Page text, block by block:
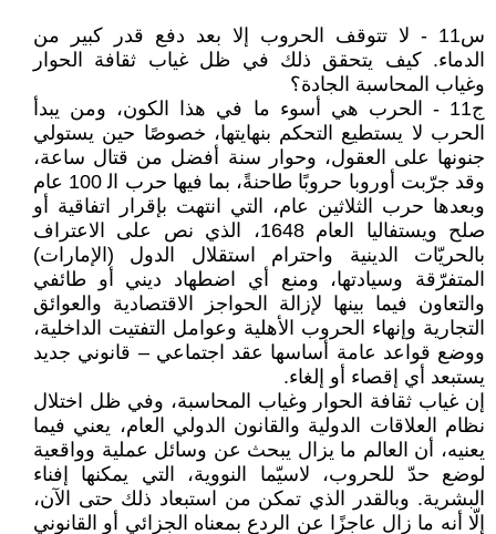
س11 - لا تتوقف الحروب إلا بعد دفع قدر كبير من
الدماء. كيف يتحقق ذلك في ظل غياب ثقافة الحوار
وغياب المحاسبة الجادة؟
ج11 - الحرب هي أسوء ما في هذا الكون، ومن يبدأ
الحرب لا يستطيع التحكم بنهايتها، خصوصًا حين يستولي
جنونها على العقول، وحوار سنة أفضل من قتال ساعة،
وقد جرّبت أوروبا حروبًا طاحنةً، بما فيها حرب اﻟ 100 عام
وبعدها حرب الثلاثين عام، التي انتهت بإقرار اتفاقية أو
صلح ويستفاليا العام 1648، الذي نص على الاعتراف
بالحريّات الدينية واحترام استقلال الدول (الإمارات)
المتفرّقة وسيادتها، ومنع أي اضطهاد ديني أو طائفي
والتعاون فيما بينها لإزالة الحواجز الاقتصادية والعوائق
التجارية وإنهاء الحروب الأهلية وعوامل التفتيت الداخلية،
ووضع قواعد عامة أساسها عقد اجتماعي – قانوني جديد
يستبعد أي إقصاء أو إلغاء.
إن غياب ثقافة الحوار وغياب المحاسبة، وفي ظل اختلال
نظام العلاقات الدولية والقانون الدولي العام، يعني فيما
يعنيه، أن العالم ما يزال يبحث عن وسائل عملية وواقعية
لوضع حدّ للحروب، لاسيّما النووية، التي يمكنها إفناء
البشرية. وبالقدر الذي تمكن من استبعاد ذلك حتى الآن،
إلّا أنه ما زال عاجزًا عن الردع بمعناه الجزائي أو القانوني